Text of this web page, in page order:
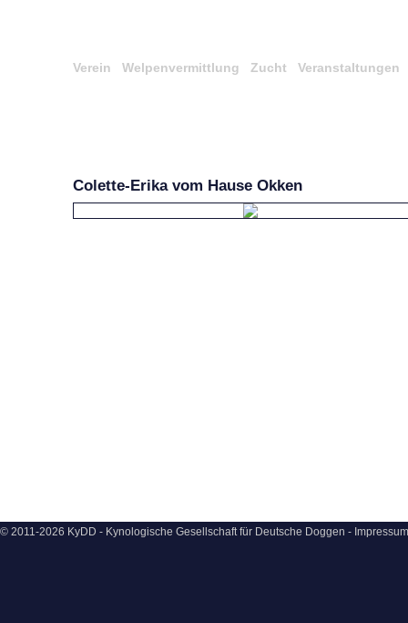
Verein Welpenvermittlung Zucht Veranstaltungen
Colette-Erika vom Hause Okken
© 2011-2026 KyDD - Kynologische Gesellschaft für Deutsche Doggen - Impressum